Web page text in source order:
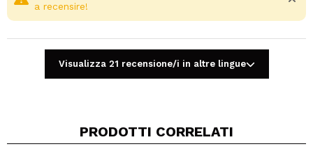
Condividi un video o una foto
a recensire!
Visualizza 21 recensione/i in altre lingue
PRODOTTI CORRELATI